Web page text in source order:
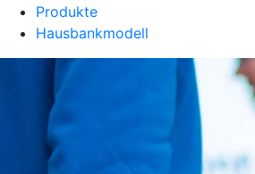
Produkte
Hausbankmodell